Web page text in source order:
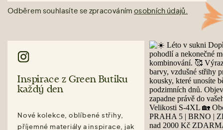
Odběrem souhlasíte se zpracováním osobních údajů.
Inspirace z Green Butiku
každý den
Nové kolekce, oblíbené střihy,
příjemné materiály a inspirace, jak